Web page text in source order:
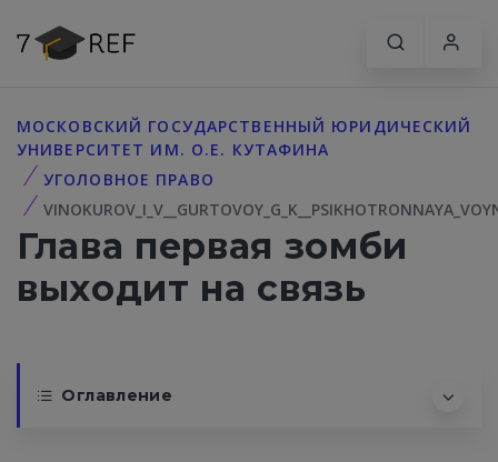
МОСКОВСКИЙ ГОСУДАРСТВЕННЫЙ ЮРИДИЧЕСКИЙ
УНИВЕРСИТЕТ ИМ. О.Е. КУТАФИНА
УГОЛОВНОЕ ПРАВО
Глава первая зомби
выходит на связь
Оглавление